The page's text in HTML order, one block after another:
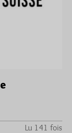
Lu 141 fois